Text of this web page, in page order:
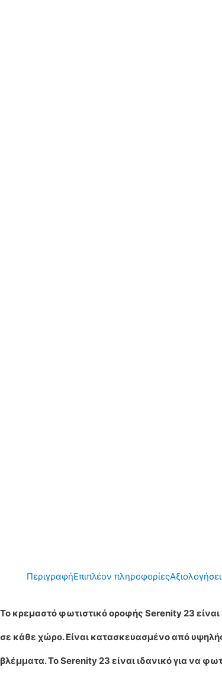
ΠεριγραφήΕπιπλέον πληροφορίες
Το κρεμαστό φωτιστικό οροφής Serenity 23
σε κάθε χώρο. Είναι κατασκευασμένο από
βλέμματα. Το Serenity 23 είναι ιδανικό για να